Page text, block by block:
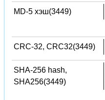
MD-5 хэш(3449)
CRC-32, CRC32(3449)
SHA-256 hash,
SHA256(3449)